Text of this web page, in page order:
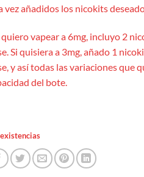
vez añadidos los nicokits
quiero vapear a 6mg, incluyo 2
Si quisiera a 3mg, añado 1
y así todas las variaciones que
del bote.